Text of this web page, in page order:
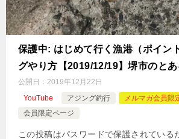
保護中: はじめて行く漁港（ポイン
グやり方【2019/12/19】堺市のと
公開日： 2019年12月22日
YouTube
アジング釣行
メルマガ会員限
会員限定ページ
この投稿はパスワードで保護されている